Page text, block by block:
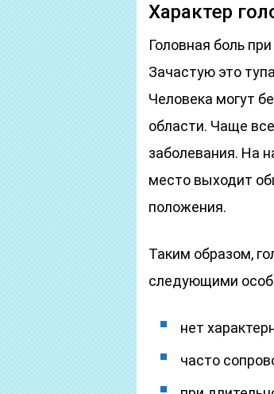
Характер
Головная боль
Зачастую это
Человека могут
области. Чаще
заболевания. На
место выходит
положения.
Таким образом,
следующими
нет
часто